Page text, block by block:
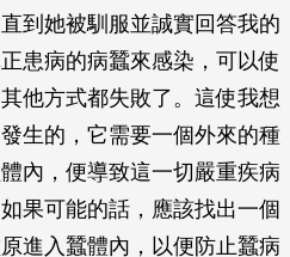
到她被馴服並誠實回答我的
患病的病蠶來感染，可以使
他方式都失敗了。這使我想
生的，它需要一個外來的種
內，便導致這一切嚴重疾病
果可能的話，應該找出一個
進入蠶體內，以便防止蠶病